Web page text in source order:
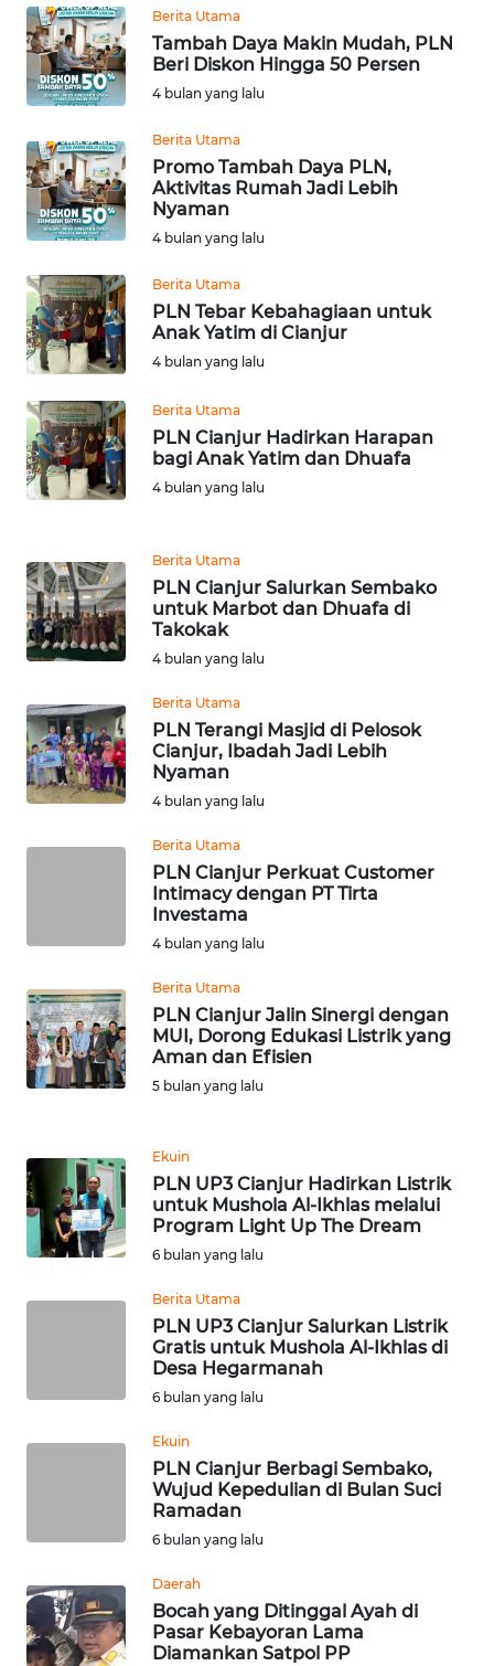
Berita Utama
Tambah Daya Makin Mudah, PLN
Beri Diskon Hingga 50 Persen
4 bulan yang lalu
Berita Utama
Promo Tambah Daya PLN,
Aktivitas Rumah Jadi Lebih
Nyaman
4 bulan yang lalu
Berita Utama
PLN Tebar Kebahagiaan untuk
Anak Yatim di Cianjur
4 bulan yang lalu
Berita Utama
PLN Cianjur Hadirkan Harapan
bagi Anak Yatim dan Dhuafa
4 bulan yang lalu
Berita Utama
PLN Cianjur Salurkan Sembako
untuk Marbot dan Dhuafa di
Takokak
4 bulan yang lalu
Berita Utama
PLN Terangi Masjid di Pelosok
Cianjur, Ibadah Jadi Lebih
Nyaman
4 bulan yang lalu
Berita Utama
PLN Cianjur Perkuat Customer
Intimacy dengan PT Tirta
Investama
4 bulan yang lalu
Berita Utama
PLN Cianjur Jalin Sinergi dengan
MUI, Dorong Edukasi Listrik yang
Aman dan Efisien
5 bulan yang lalu
Ekuin
PLN UP3 Cianjur Hadirkan Listrik
untuk Mushola Al-Ikhlas melalui
Program Light Up The Dream
6 bulan yang lalu
Berita Utama
PLN UP3 Cianjur Salurkan Listrik
Gratis untuk Mushola Al-Ikhlas di
Desa Hegarmanah
6 bulan yang lalu
Ekuin
PLN Cianjur Berbagi Sembako,
Wujud Kepedulian di Bulan Suci
Ramadan
6 bulan yang lalu
Daerah
Bocah yang Ditinggal Ayah di
Pasar Kebayoran Lama
Diamankan Satpol PP
WN
KALSEL
WN
WN
SULSEL
GORONTALO
WN
SULUT
WN
MALUKU
WN
WN
DAIRI
WN
TOBA
WN
NIAS
WN
TANJUNG
LESUNG
KARO
WN
SIMALUNGUN
TEBING
TINGGI